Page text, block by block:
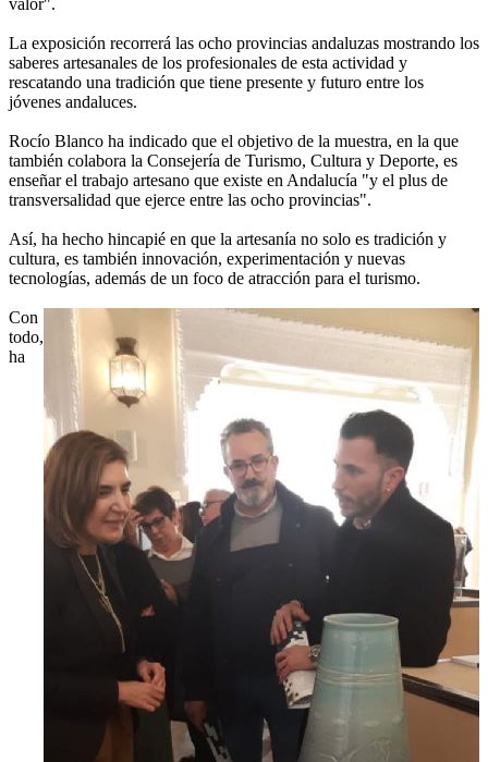
valor".
La exposición recorrerá las ocho provincias andaluzas mostrando los
saberes artesanales de los profesionales de esta actividad y
rescatando una tradición que tiene presente y futuro entre los
jóvenes andaluces.
Rocío Blanco ha indicado que el objetivo de la muestra, en la que
también colabora la Consejería de Turismo, Cultura y Deporte, es
enseñar el trabajo artesano que existe en Andalucía "y el plus de
transversalidad que ejerce entre las ocho provincias".
Así, ha hecho hincapié en que la artesanía no solo es tradición y
cultura, es también innovación, experimentación y nuevas
tecnologías, además de un foco de atracción para el turismo.
Con
todo,
ha